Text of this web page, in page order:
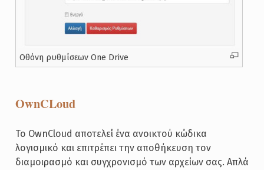
Οθόνη ρυθμίσεων One Drive
OwnCLoud
Το OwnCloud αποτελεί ένα ανοικτού κώδικα
λογισμικό και επιτρέπει την αποθήκευση τον
διαμοιρασμό και συγχρονισμό των αρχείων σας. Απλά